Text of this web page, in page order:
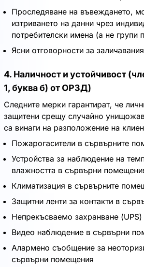
Проследяване на въвеждането,
изтриването на данни чрез
потребителски имена (а не групи
Ясни отговорности за
4. Наличност и устойчивост
1, буква б) от ОРЗД)
Следните мерки гарантират, че
защитени срещу случайно
са винаги на разположение на
Пожарогасители в сървърните
Устройства за наблюдение на
влажността в сървърни
Климатизация в сървърните
Защитни ленти за контакти в
Непрекъсваемо захранване (UPS)
Видео наблюдение в сървърни
Алармено съобщение за
сървърни помещения